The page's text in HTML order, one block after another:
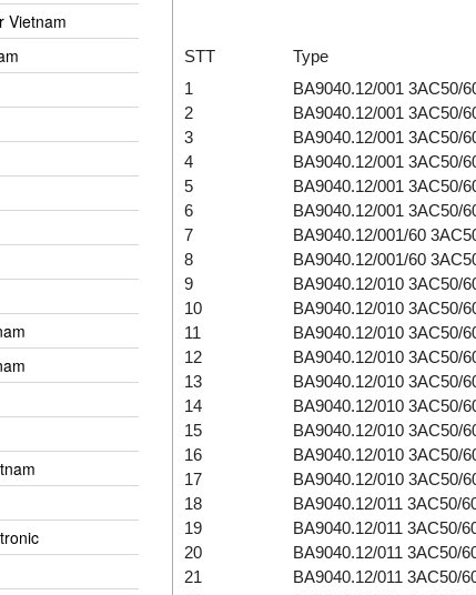
Vietnam
STT Type
1
BA9040.12/001 3AC50/
2
BA9040.12/001 3AC50/
3
BA9040.12/001 3AC50/
4
BA9040.12/001 3AC50/
5
BA9040.12/001 3AC50/
6
BA9040.12/001 3AC50/
7
BA9040.12/001/60
8
BA9040.12/001/60
9
BA9040.12/010 3AC50/
10
BA9040.12/010 3AC50/
11
BA9040.12/010 3AC50/
12
BA9040.12/010 3AC50/
13
BA9040.12/010 3AC50/
14
BA9040.12/010 3AC50/
15
BA9040.12/010 3AC50/
16
BA9040.12/010 3AC50/
17
BA9040.12/010 3AC50/
18
BA9040.12/011 3AC50/
19
BA9040.12/011 3AC50/
20
BA9040.12/011 3AC50/
21
BA9040.12/011 3AC50/